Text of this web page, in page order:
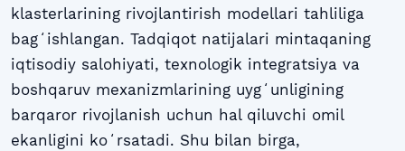
klasterlarining rivojlantirish modellari tahliliga
bagʻishlangan. Tadqiqot natijalari mintaqaning
iqtisodiy salohiyati, texnologik integratsiya va
boshqaruv mexanizmlarining uygʻunligining
barqaror rivojlanish uchun hal qiluvchi omil
ekanligini koʻrsatadi. Shu bilan birga,